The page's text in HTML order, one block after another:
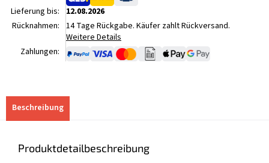
Lieferung bis:
12.08.2026
Rücknahmen: 14 Tage Rückgabe. Käufer zahlt Rückversand.
Weitere Details
Zahlungen:
Beschreibung
Produktdetailbeschreibung